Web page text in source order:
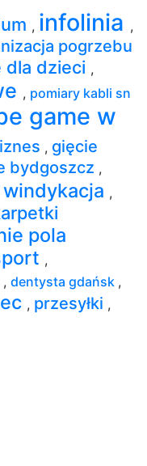
, infolinia ,
pogrzebu
dzieci ,
, pomiary kabli sn
game w
, gięcie
bydgoszcz ,
,
pola
,
, dentysta gdańsk ,
, przesyłki ,